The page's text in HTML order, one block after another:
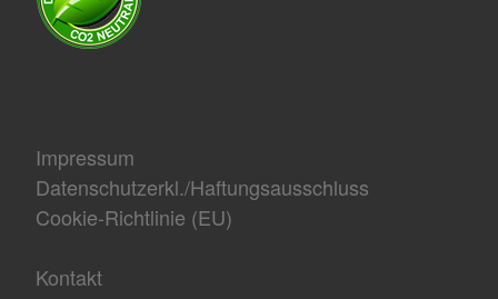
Impressum
Datenschutzerkl./Haftungsausschluss
Cookie-Richtlinie (EU)
Kontakt